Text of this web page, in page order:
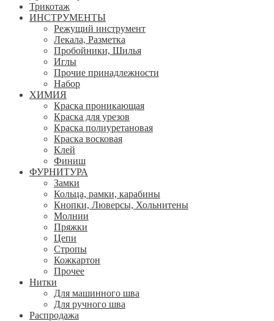
Трикотаж
ИНСТРУМЕНТЫ
Режущий инструмент
Лекала, Разметка
Пробойники, Шилья
Иглы
Прочие принадлежности
Набор
ХИМИЯ
Краска проникающая
Краска для урезов
Краска полиуретановая
Краска восковая
Клей
Финиш
ФУРНИТУРА
Замки
Кольца, рамки, карабины
Кнопки, Люверсы, Хольнитены
Молнии
Пряжки
Цепи
Стропы
Кожкартон
Прочее
Нитки
Для машинного шва
Для ручного шва
Распродажа